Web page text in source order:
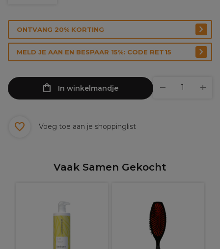
ONTVANG 20% KORTING
MELD JE AAN EN BESPAAR 15%: CODE RET15
In winkelmandje
Voeg toe aan je shoppinglist
Vaak Samen Gekocht